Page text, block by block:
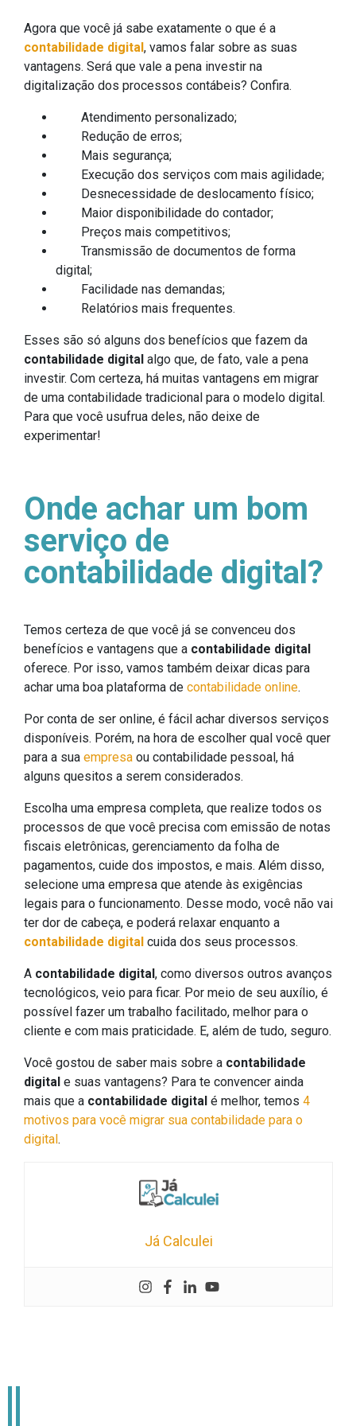
Agora que você já sabe exatamente o que é a
contabilidade digital, vamos falar sobre as suas
vantagens. Será que vale a pena investir na
digitalização dos processos contábeis? Confira.
Atendimento personalizado;
Redução de erros;
Mais segurança;
Execução dos serviços com mais agilidade;
Desnecessidade de deslocamento físico;
Maior disponibilidade do contador;
Preços mais competitivos;
Transmissão de documentos de forma
digital;
Facilidade nas demandas;
Relatórios mais frequentes.
Esses são só alguns dos benefícios que fazem da
contabilidade digital algo que, de fato, vale a pena
investir. Com certeza, há muitas vantagens em migrar
de uma contabilidade tradicional para o modelo digital.
Para que você usufrua deles, não deixe de
experimentar!
Onde achar um bom
serviço de
contabilidade digital?
Temos certeza de que você já se convenceu dos
benefícios e vantagens que a contabilidade digital
oferece. Por isso, vamos também deixar dicas para
achar uma boa plataforma de contabilidade online.
Por conta de ser online, é fácil achar diversos serviços
disponíveis. Porém, na hora de escolher qual você quer
para a sua empresa ou contabilidade pessoal, há
alguns quesitos a serem considerados.
Escolha uma empresa completa, que realize todos os
processos de que você precisa com emissão de notas
fiscais eletrônicas, gerenciamento da folha de
pagamentos, cuide dos impostos, e mais. Além disso,
selecione uma empresa que atende às exigências
legais para o funcionamento. Desse modo, você não vai
ter dor de cabeça, e poderá relaxar enquanto a
contabilidade digital cuida dos seus processos.
A contabilidade digital, como diversos outros avanços
tecnológicos, veio para ficar. Por meio de seu auxílio, é
possível fazer um trabalho facilitado, melhor para o
cliente e com mais praticidade. E, além de tudo, seguro.
Você gostou de saber mais sobre a contabilidade
digital e suas vantagens? Para te convencer ainda
mais que a contabilidade digital é melhor, temos 4
motivos para você migrar sua contabilidade para o
digital.
Já Calculei